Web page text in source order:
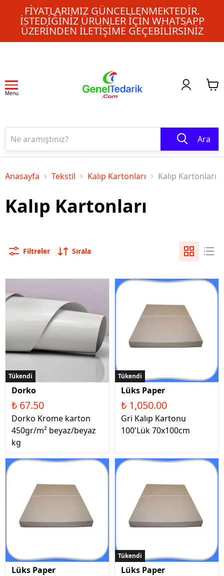
FIYATLARIMIZ GÜNCELLENMEKTEDIR.
İSTEDIĞINIZ ÜRÜNLER IÇIN WHATSAPP
ÜZERINDEN ILETIŞIME GEÇEBILIRSINIZ
Menu
Ara
Anasayfa Tekstil Kalıp Kartonları Kalıp Kartonları
Kalıp Kartonları
Filtreler Sırala
Tükendi
Dorko
₺ 67.50
Dorko Krome karton
450gr/m² beyaz/beyaz
kg
Tükendi
Lüks Paper
₺ 1,050.00
Gri Kalıp Kartonu
100'Lük 70x100cm
Lüks Paper
Tükendi
Lüks Paper